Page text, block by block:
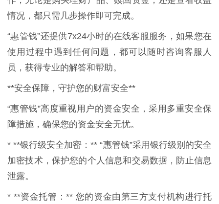
情况，都只需几步操作即可完成。
“惠管钱”还提供7x24小时的在线客服服务，如果您在
使用过程中遇到任何问题，都可以随时咨询客服人
员，获得专业的解答和帮助。
**安全保障，守护您的财富安全**
“惠管钱”高度重视用户的资金安全，采用多重安全保
障措施，确保您的资金安全无忧。
* **银行级安全加密：** “惠管钱”采用银行级别的安全
加密技术，保护您的个人信息和交易数据，防止信息
泄露。
* **资金托管：** 您的资金由第三方支付机构进行托